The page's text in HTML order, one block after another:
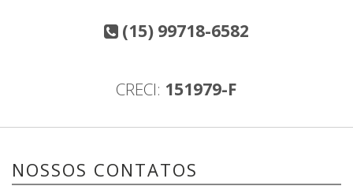
(15) 99718-6582
CRECI: 151979-F
NOSSOS CONTATOS